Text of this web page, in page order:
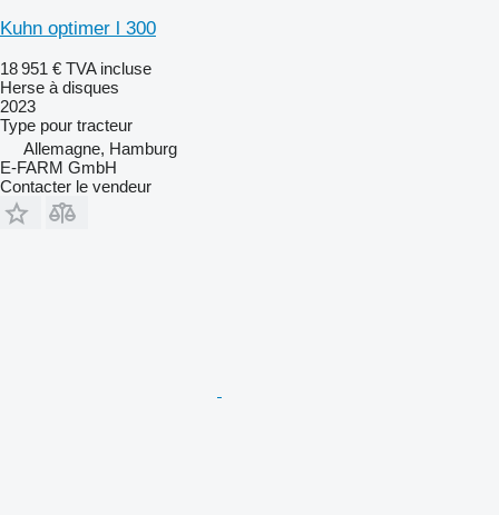
Kuhn optimer l 300
18 951 € TVA incluse
Herse à disques
2023
Type pour tracteur
Allemagne, Hamburg
E-FARM GmbH
Contacter le vendeur